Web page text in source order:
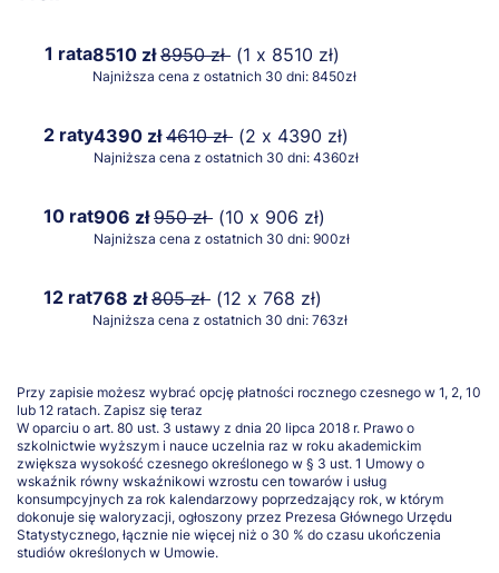
1 rata8510 zł8950 zł (1 x 8510 zł)
Najniższa cena z ostatnich 30 dni: 8450zł
2 raty4390 zł4610 zł (2 x 4390 zł)
Najniższa cena z ostatnich 30 dni: 4360zł
10 rat906 zł950 zł (10 x 906 zł)
Najniższa cena z ostatnich 30 dni: 900zł
12 rat768 zł805 zł (12 x 768 zł)
Najniższa cena z ostatnich 30 dni: 763zł
Przy zapisie możesz wybrać opcję płatności rocznego czesnego w 1, 2, 10
lub 12 ratach. Zapisz się teraz
W oparciu o art. 80 ust. 3 ustawy z dnia 20 lipca 2018 r. Prawo o
szkolnictwie wyższym i nauce uczelnia raz w roku akademickim
zwiększa wysokość czesnego określonego w § 3 ust. 1 Umowy o
wskaźnik równy wskaźnikowi wzrostu cen towarów i usług
konsumpcyjnych za rok kalendarzowy poprzedzający rok, w którym
dokonuje się waloryzacji, ogłoszony przez Prezesa Głównego Urzędu
Statystycznego, łącznie nie więcej niż o 30 % do czasu ukończenia
studiów określonych w Umowie.